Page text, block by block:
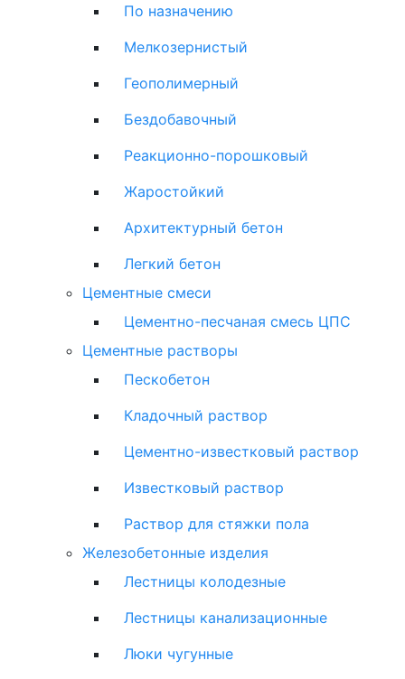
По назначению
Мелкозернистый
Геополимерный
Бездобавочный
Реакционно-порошковый
Жаростойкий
Архитектурный бетон
Легкий бетон
Цементные смеси
Цементно-песчаная смесь ЦПС
Цементные растворы
Пескобетон
Кладочный раствор
Цементно-известковый раствор
Известковый раствор
Раствор для стяжки пола
Железобетонные изделия
Лестницы колодезные
Лестницы канализационные
Люки чугунные